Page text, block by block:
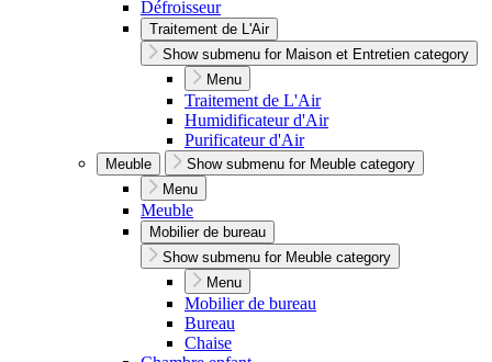
Défroisseur
Traitement de L'Air
Show submenu for Maison et Entretien category
Menu
Traitement de L'Air
Humidificateur d'Air
Purificateur d'Air
Meuble
Show submenu for Meuble category
Menu
Meuble
Mobilier de bureau
Show submenu for Meuble category
Menu
Mobilier de bureau
Bureau
Chaise